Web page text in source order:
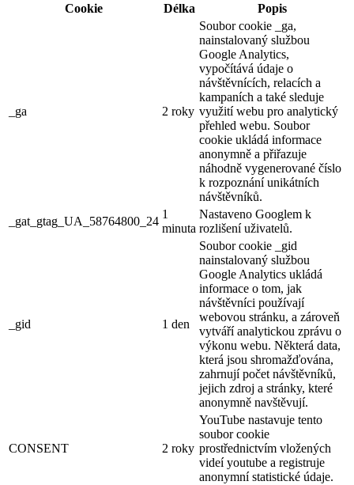
Cookie
Délka Popis
_ga 2 roky
Soubor cookie _ga,
nainstalovaný službou
Google Analytics,
vypočítává údaje o
návštěvnících, relacích a
kampaních a také sleduje
využití webu pro analytický
přehled webu. Soubor
cookie ukládá informace
anonymně a přiřazuje
náhodně vygenerované číslo
k rozpoznání unikátních
návštěvníků.
_gat_gtag_UA_58764800_24
1
minuta
Nastaveno Googlem k
rozlišení uživatelů.
_gid 1 den
Soubor cookie _gid
nainstalovaný službou
Google Analytics ukládá
informace o tom, jak
návštěvníci používají
webovou stránku, a zároveň
vytváří analytickou zprávu o
výkonu webu. Některá data,
která jsou shromažďována,
zahrnují počet návštěvníků,
jejich zdroj a stránky, které
anonymně navštěvují.
CONSENT 2 roky
YouTube nastavuje tento
soubor cookie
prostřednictvím vložených
videí youtube a registruje
anonymní statistické údaje.